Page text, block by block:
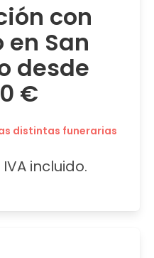
con
San
desde
€
distintas funerarias
incluido.